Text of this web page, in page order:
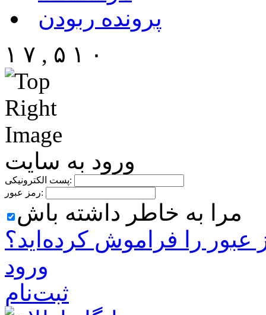
پرونده ربودن
۱ ۷ , ۵ ۱ ۰
ورود به سایت
پست الکترونیکی:
رمز عبور:
مرا به خاطر داشته باش
‌عبور را فراموش کرده‌اید؟
ورود
ثبت‌نام